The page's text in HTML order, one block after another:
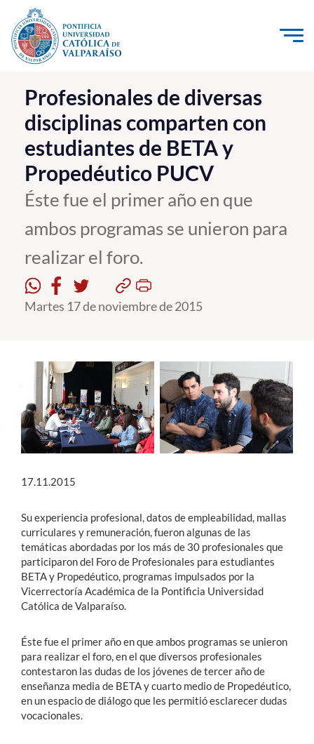
Click acá para ir directamente al contenido
La Universidad
Investigación, Creación e Innovación
PUCV Internacional
Vinculación con el Medio
Admisión
Pregrado
Postgrado
Formación Continua
Académicos
Funcionarios
Alumni
English
Profesionales de diversas
disciplinas comparten con
estudiantes de BETA y
Propedéutico PUCV
Éste fue el primer año en que
ambos programas se unieron para
realizar el foro.
Martes 17 de noviembre de 2015
17.11.2015
Su experiencia profesional, datos de empleabilidad, mallas
curriculares y remuneración, fueron algunas de las
temáticas abordadas por los más de 30 profesionales que
participaron del Foro de Profesionales para estudiantes
BETA y Propedéutico, programas impulsados por la
Vicerrectoría Académica de la Pontificia Universidad
Católica de Valparaíso.
Éste fue el primer año en que ambos programas se unieron
para realizar el foro, en el que diversos profesionales
contestaron las dudas de los jóvenes de tercer año de
enseñanza media de BETA y cuarto medio de Propedéutico,
en un espacio de diálogo que les permitió esclarecer dudas
vocacionales.